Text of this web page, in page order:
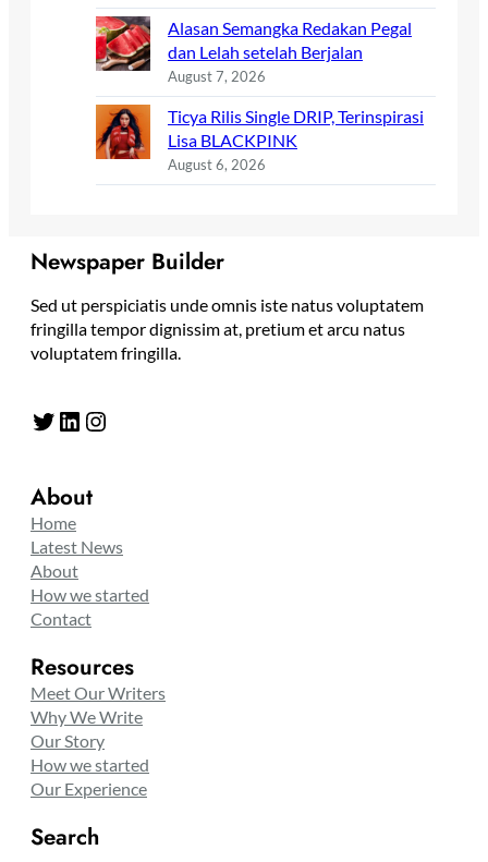
Alasan Semangka Redakan Pegal
dan Lelah setelah Berjalan
August 7, 2026
Ticya Rilis Single DRIP, Terinspirasi
Lisa BLACKPINK
August 6, 2026
Newspaper Builder
Sed ut perspiciatis unde omnis iste natus voluptatem
fringilla tempor dignissim at, pretium et arcu natus
voluptatem fringilla.
Twitter LinkedIn Instagram
About
Home
Latest News
About
How we started
Contact
Resources
Meet Our Writers
Why We Write
Our Story
How we started
Our Experience
Search